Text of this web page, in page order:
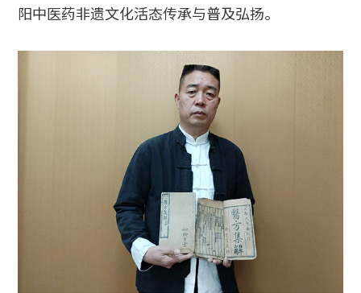
阳中医药非遗文化活态传承与普及弘扬。